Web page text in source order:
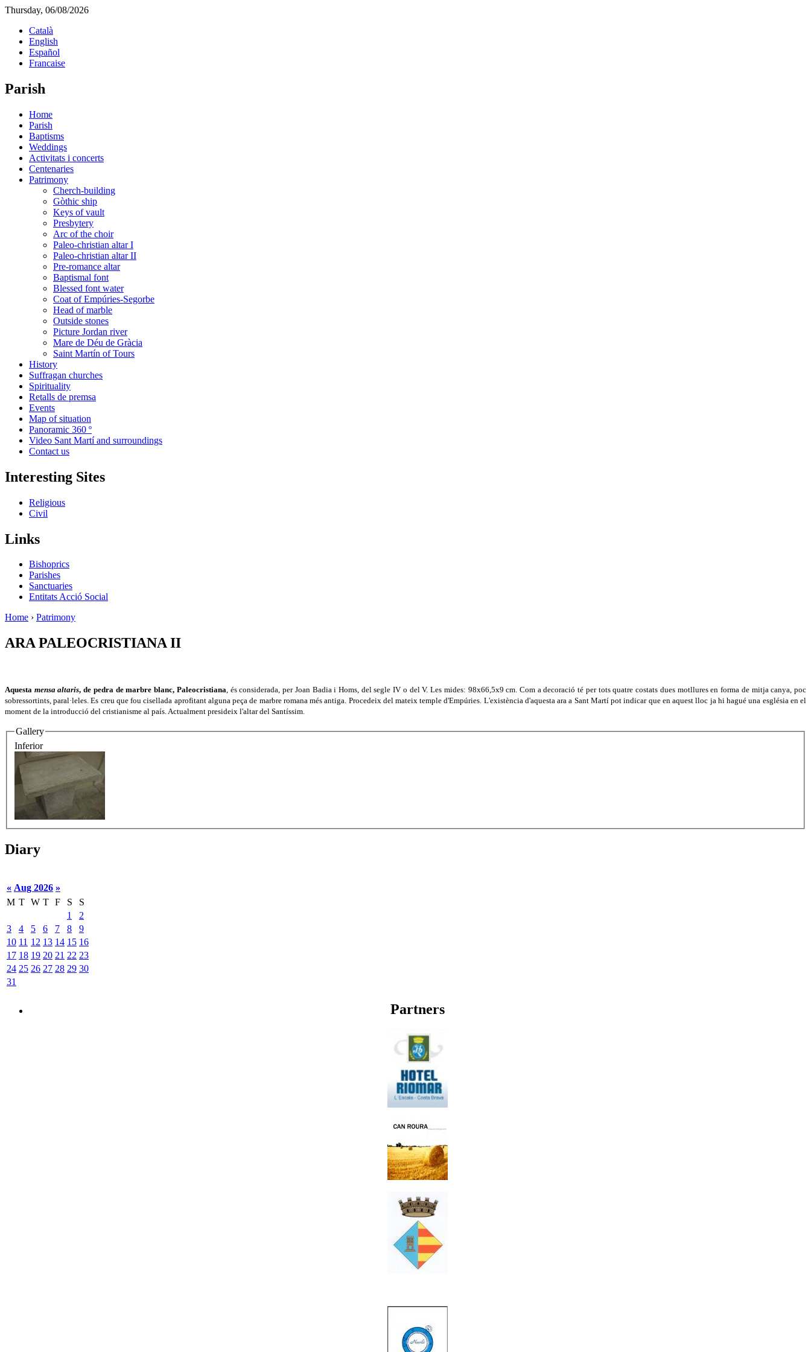
Thursday, 06/08/2026
Català
English
Español
Francaise
Parish
Home
Parish
Baptisms
Weddings
Activitats i concerts
Centenaries
Patrimony
Cherch-building
Gòthic ship
Keys of vault
Presbytery
Arc of the choir
Paleo-christian altar I
Paleo-christian altar II
Pre-romance altar
Baptismal font
Blessed font water
Coat of Empúries-Segorbe
Head of marble
Outside stones
Picture Jordan river
Mare de Déu de Gràcia
Saint Martín of Tours
History
Suffragan churches
Spirituality
Retalls de premsa
Events
Map of situation
Panoramic 360 º
Video Sant Martí and surroundings
Contact us
Interesting Sites
Religious
Civil
Links
Bishoprics
Parishes
Sanctuaries
Entitats Acció Social
Home › Patrimony
ARA PALEOCRISTIANA II
Aquesta mensa altaris, de pedra de marbre blanc, Paleocristiana, és considerada, per Joan Badia i Homs, del segle IV o del V. Les mides: 98x66,5x9 cm. Com a decoració té per tots quatre costats dues motllures en forma de mitja canya, poc
sobressortints, paral·leles. Es creu que fou cisellada aprofitant alguna peça de marbre romana més antiga. Procedeix del mateix temple d'Empúries. L'existència d'aquesta ara a Sant Martí pot indicar que en aquest lloc ja hi hagué una església en el
moment de la introducció del cristianisme al país. Actualment presideix l'altar del Santíssim.
Gallery
Inferior
Diary
« Aug 2026 »
M T W T F S
S
1
2
3
4 5 6 7 8
9
10 11 12 13 14 15 16
17 18 19 20 21 22 23
24 25 26 27 28 29 30
31
Partners